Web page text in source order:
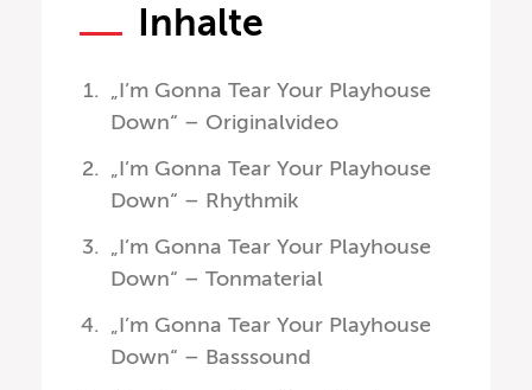
Inhalte
„I’m Gonna Tear Your Playhouse
Down“ – Originalvideo
„I’m Gonna Tear Your Playhouse
Down“ – Rhythmik
„I’m Gonna Tear Your Playhouse
Down“ – Tonmaterial
„I’m Gonna Tear Your Playhouse
Down“ – Basssound